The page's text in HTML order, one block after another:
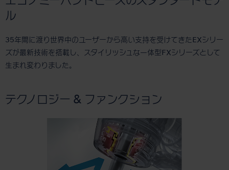
ル
35年間に渡り世界中のユーザーから高い支持を受けてきたEXシリー
ズが最新技術を搭載し、スタイリッシュな一体型FXシリーズとして
生まれ変わりました。
テクノロジー & ファンクション